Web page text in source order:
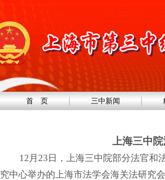
首 页 三中新闻
上海三中
12 月 23 日，上海三中院部分法官和
究中心举办的上海市法学会海关法研究会